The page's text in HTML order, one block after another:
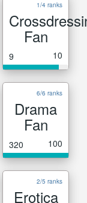
1/4 ranks
Fan
9 10
6/6 ranks
Drama
Fan
320 100
2/5 ranks
Erotica